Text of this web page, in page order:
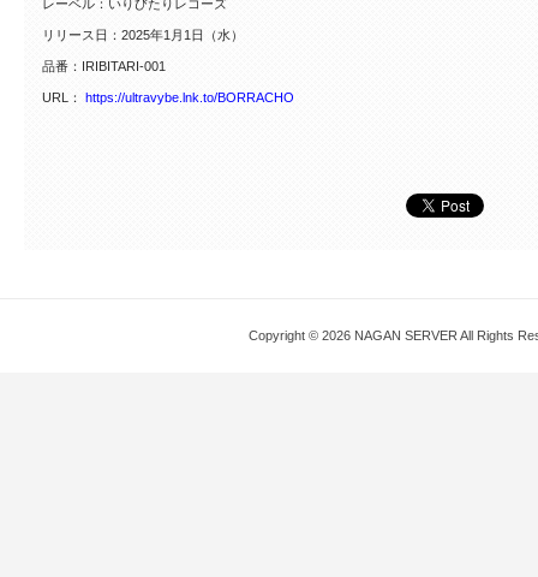
レーベル：いりびたりレコーズ
リリース日：2025年1月1日（水）
品番：IRIBITARI-001
URL： https://ultravybe.lnk.to/BORRACHO
Copyright © 2026 NAGAN SERVER All Rights